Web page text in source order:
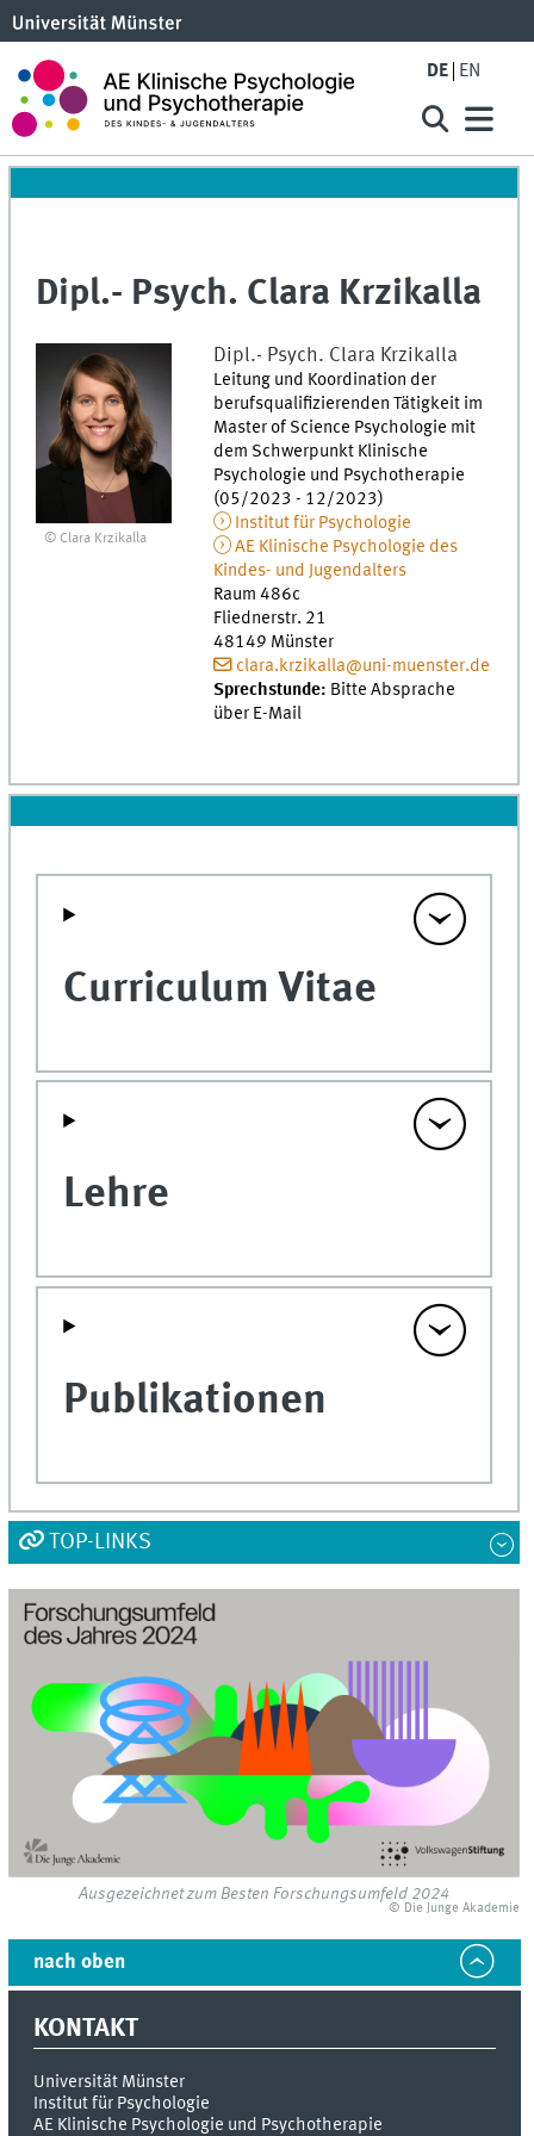
DE EN
Dipl.- Psych. Clara Krzikalla
© Clara Krzikalla
Dipl.- Psych. Clara Krzikalla
Leitung und Koordination der
berufsqualifizierenden Tätigkeit im
Master of Science Psychologie mit
dem Schwerpunkt Klinische
Psychologie und Psychotherapie
(05/2023 - 12/2023)
Institut für Psychologie
AE Klinische Psychologie des
Kindes- und Jugendalters
Raum 486c
Fliednerstr. 21
48149 Münster
clara.krzikalla@uni-muenster.de
Sprechstunde: Bitte Absprache
über E-Mail
Curriculum Vitae
Lehre
Publikationen
TOP-LINKS
Ausgezeichnet zum Besten Forschungsumfeld 2024
© Die Junge Akademie
nach oben
KONTAKT
Universität Münster
Institut für Psychologie
AE Klinische Psychologie und Psychotherapie